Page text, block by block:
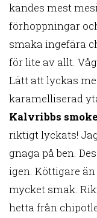
kändes mest
förhoppningar
smaka ingefära
för lite av allt.
Lätt att lyckas
karamelliserad
Kalvribbs
riktigt lyckats!
gnaga på ben.
igen. Köttigare
mycket smak.
hetta från